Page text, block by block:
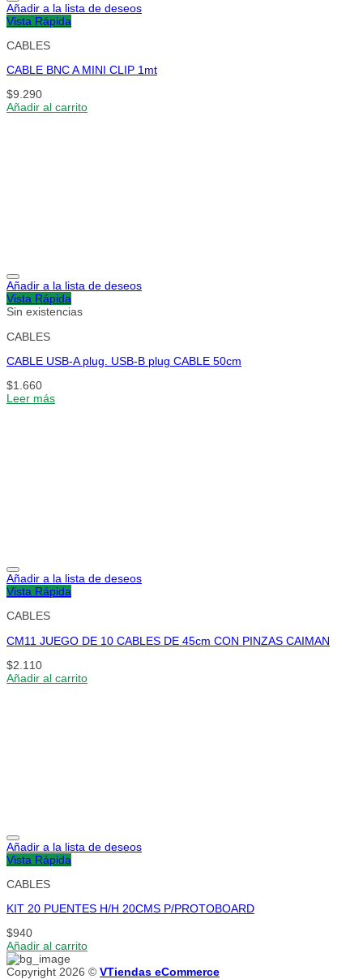
Añadir a la lista de deseos
Vista Rápida
CABLES
CABLE BNC A MINI CLIP 1mt
$9.290
Añadir al carrito
Añadir a la lista de deseos
Vista Rápida
Sin existencias
CABLES
CABLE USB-A plug. USB-B plug CABLE 50cm
$1.660
Leer más
Añadir a la lista de deseos
Vista Rápida
CABLES
CM11 JUEGO DE 10 CABLES DE 45cm CON PINZAS CAIMAN
$2.110
Añadir al carrito
Añadir a la lista de deseos
Vista Rápida
CABLES
KIT 20 PUENTES H/H 20CMS P/PROTOBOARD
$940
Añadir al carrito
Copyright 2026 © VTiendas eCommerce